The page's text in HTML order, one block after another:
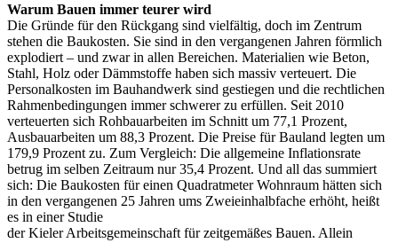
Warum Bauen immer teurer wird
Die Gründe für den Rückgang sind vielfältig, doch im Zentrum
stehen die Baukosten. Sie sind in den vergangenen Jahren förmlich
explodiert – und zwar in allen Bereichen. Materialien wie Beton,
Stahl, Holz oder Dämmstoffe haben sich massiv verteuert. Die
Personalkosten im Bauhandwerk sind gestiegen und die rechtlichen
Rahmenbedingungen immer schwerer zu erfüllen. Seit 2010
verteuerten sich Rohbauarbeiten im Schnitt um 77,1 Prozent,
Ausbauarbeiten um 88,3 Prozent. Die Preise für Bauland legten um
179,9 Prozent zu. Zum Vergleich: Die allgemeine Inflationsrate
betrug im selben Zeitraum nur 35,4 Prozent. Und all das summiert
sich: Die Baukosten für einen Quadratmeter Wohnraum hätten sich
in den vergangenen 25 Jahren ums Zweieinhalbfache erhöht, heißt
es in einer Studie
der Kieler Arbeitsgemeinschaft für zeitgemäßes Bauen. Allein